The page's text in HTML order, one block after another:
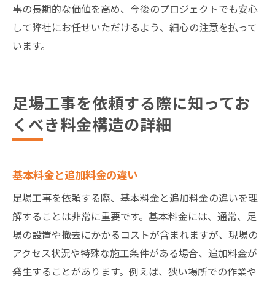
事の長期的な価値を高め、今後のプロジェクトでも安心
して弊社にお任せいただけるよう、細心の注意を払って
います。
足場工事を依頼する際に知ってお
くべき料金構造の詳細
基本料金と追加料金の違い
足場工事を依頼する際、基本料金と追加料金の違いを理
解することは非常に重要です。基本料金には、通常、足
場の設置や撤去にかかるコストが含まれますが、現場の
アクセス状況や特殊な施工条件がある場合、追加料金が
発生することがあります。例えば、狭い場所での作業や